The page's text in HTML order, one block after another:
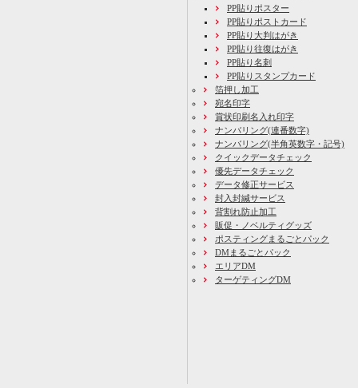
PP貼りポスター
PP貼りポストカード
PP貼り大判はがき
PP貼り往復はがき
PP貼り名刺
PP貼りスタンプカード
箔押し加工
宛名印字
賞状印刷名入れ印字
ナンバリング(連番数字)
ナンバリング(半角英数字・記号)
クイックデータチェック
優先データチェック
データ修正サービス
封入封緘サービス
背割れ防止加工
販促・ノベルティグッズ
ポスティングまるごとパック
DMまるごとパック
エリアDM
ターゲティングDM